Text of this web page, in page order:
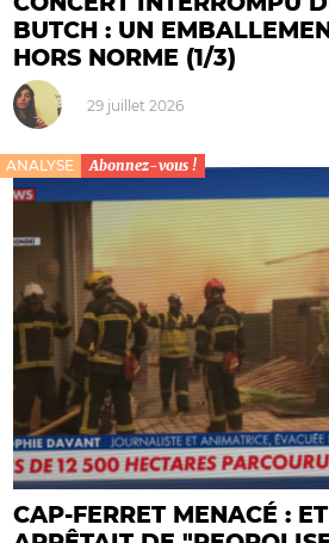
BUTCH : UN
HORS NORME (1/3)
29 juillet 2026
ANALYSE Abonnez-vous !
CAP-FERRET MENACÉ :